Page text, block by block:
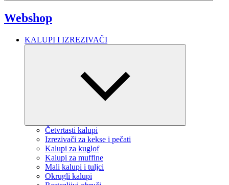
Webshop
KALUPI I IZREZIVAČI
Četvrtasti kalupi
Izrezivači za kekse i pečati
Kalupi za kuglof
Kalupi za muffine
Mali kalupi i tuljci
Okrugli kalupi